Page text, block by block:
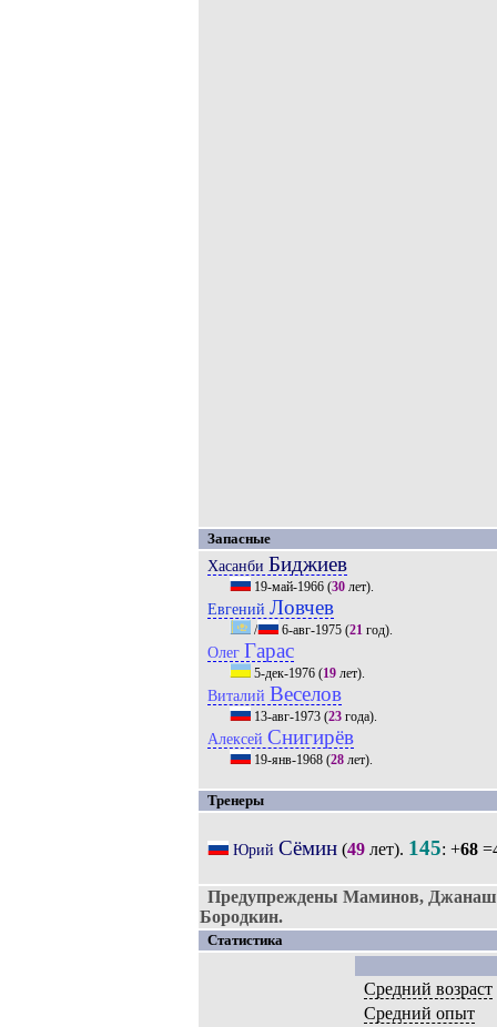
Запасные
Хасанби Биджиев
19-май-1966(30лет).
Евгений Ловчев
/ 6-авг-1975(21год).
Олег Гарас
5-дек-1976(19лет).
Виталий Веселов
13-авг-1973(23года).
Алексей Снигирёв
19-янв-1968(28лет).
Тренеры
Юрий Сёмин(49лет). 145: +68
Предупреждены Маминов,
Бородкин.
Статистика
Средний возраст
Средний опыт